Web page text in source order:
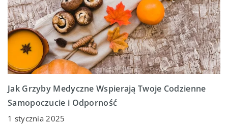
Jak Grzyby Medyczne Wspierają Twoje Codzienne
Samopoczucie i Odporność
1 stycznia 2025